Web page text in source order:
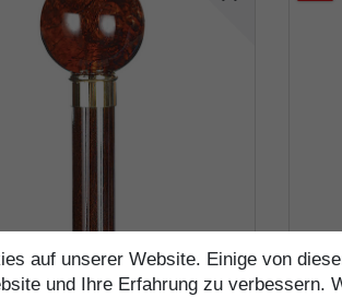
auf unserer Website. Einige von
und Ihre Erfahrung zu verbessern.